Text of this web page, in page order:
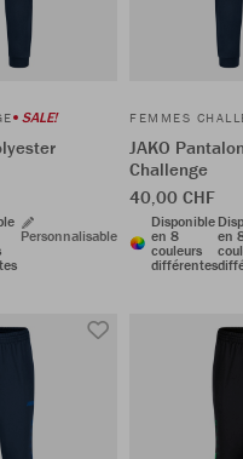
SALE!
Personnalisable
FEMMES
JAKO
Challenge
40,00 CHF
Disponible
en 8
couleurs
différentes
en